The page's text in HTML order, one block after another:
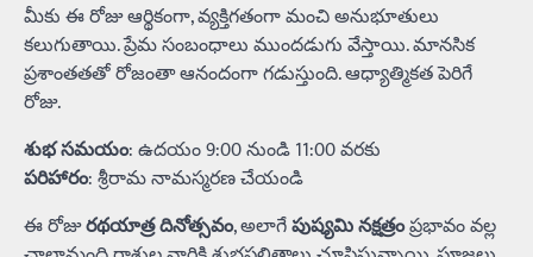
మీకు ఈ రోజు ఆర్థికంగా, వ్యక్తిగతంగా మంచి అనుభూతులు
కలుగుతాయి. ప్రేమ సంబంధాలు ముందడుగు వేస్తాయి. మానసిక
ప్రశాంతతతో రోజంతా ఆనందంగా గడుస్తుంది. ఆధ్యాత్మికత పెరిగే
రోజు.
శుభ సమయం: ఉదయం 9:00 నుండి 11:00 వరకు
పరిహారం: శ్రీరామ నామస్మరణ చేయండి
ఈ రోజురథయాత్ర దినోత్సవం, అలాగేపుష్యమి నక్షత్రంప్రభావం వల్ల